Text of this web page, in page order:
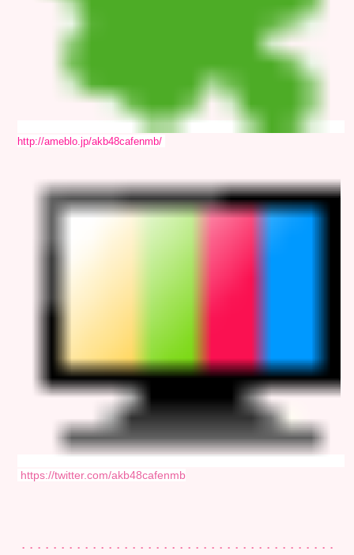
http://ameblo.jp/akb48cafenmb/
https://twitter.com/akb48cafenmb